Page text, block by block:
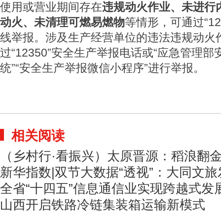
使用或营业期间存在违规动火作业、未进行
动火、未清理可燃易燃物等情形，可通过
线举报。涉及生产经营单位的违法违规动火
过“12350”安全生产举报电话或“应急管理部
统”“安全生产举报微信小程序”进行举报。
相关阅读
（乡村行·看振兴）太原晋源：稻浪翻
新华指数|双节大数据“透视”：大同文
全省“十四五”信息通信业实现跨越式发
山西开启铁路冷链集装箱运输新模式